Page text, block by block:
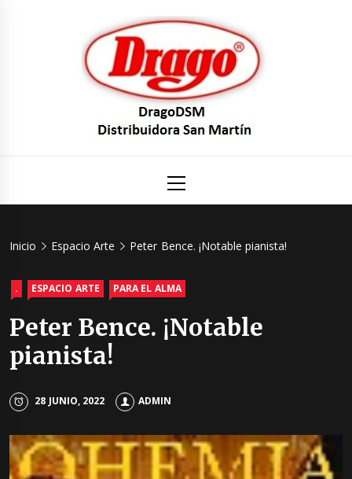
San
principal
Inicio Espacio Arte Peter Bence. ¡Notable pianista!
. ESPACIO ARTE PARA EL ALMA
Peter Bence. ¡Notable
pianista!
28 JUNIO, 2022 ADMIN